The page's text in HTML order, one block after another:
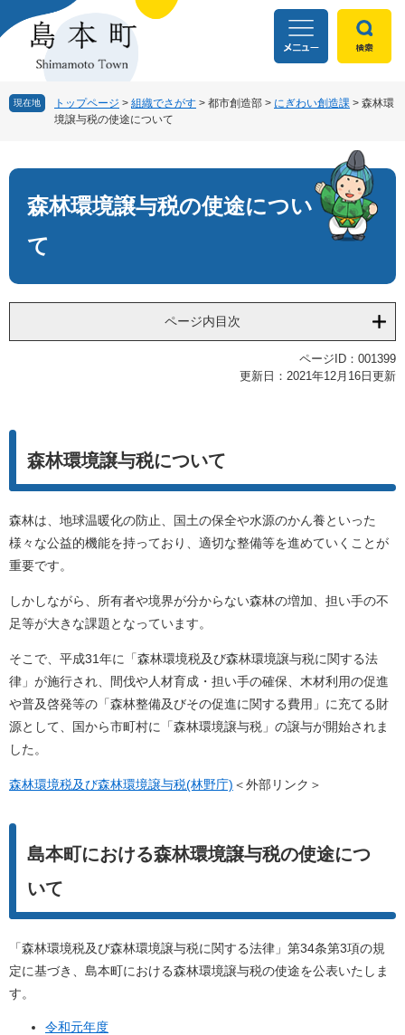
ー
ニ
本
現在地 トップページ > 組織でさがす > 都市創造部 > にぎわい創造課 > 森林環
境譲与税の使途について
文
森林環境譲与税の使途につい
て
ページ内目次
ページID：001399
更新日：2021年12月16日更新
森林環境譲与税について
森林は、地球温暖化の防止、国土の保全や水源のかん養といった
様々な公益的機能を持っており、適切な整備等を進めていくことが
重要です。
しかしながら、所有者や境界が分からない森林の増加、担い手の不
足等が大きな課題となっています。
そこで、平成31年に「森林環境税及び森林環境譲与税に関する法
律」が施行され、間伐や人材育成・担い手の確保、木材利用の促進
や普及啓発等の「森林整備及びその促進に関する費用」に充てる財
源として、国から市町村に「森林環境譲与税」の譲与が開始されま
した。
森林環境税及び森林環境譲与税(林野庁) ＜外部リンク＞
島本町における森林環境譲与税の使途につ
いて
「森林環境税及び森林環境譲与税に関する法律」第34条第3項の規
定に基づき、島本町における森林環境譲与税の使途を公表いたしま
す。
令和元年度